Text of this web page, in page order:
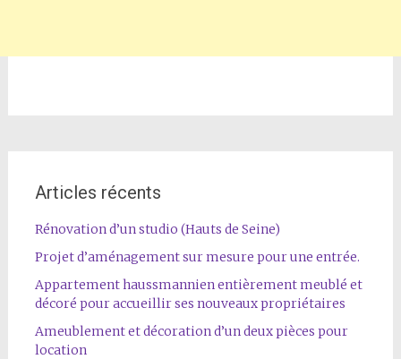
Articles récents
Rénovation d’un studio (Hauts de Seine)
Projet d’aménagement sur mesure pour une entrée.
Appartement haussmannien entièrement meublé et
décoré pour accueillir ses nouveaux propriétaires
Ameublement et décoration d’un deux pièces pour
location